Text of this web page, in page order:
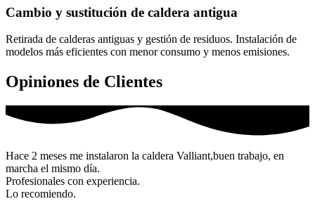
Cambio y sustitución de caldera antigua
Retirada de calderas antiguas y gestión de residuos. Instalación de
modelos más eficientes con menor consumo y menos emisiones.
Opiniones de Clientes
Hace 2 meses me instalaron la caldera Valliant,buen trabajo, en
marcha el mismo día.
Profesionales con experiencia.
Lo recomiendo.